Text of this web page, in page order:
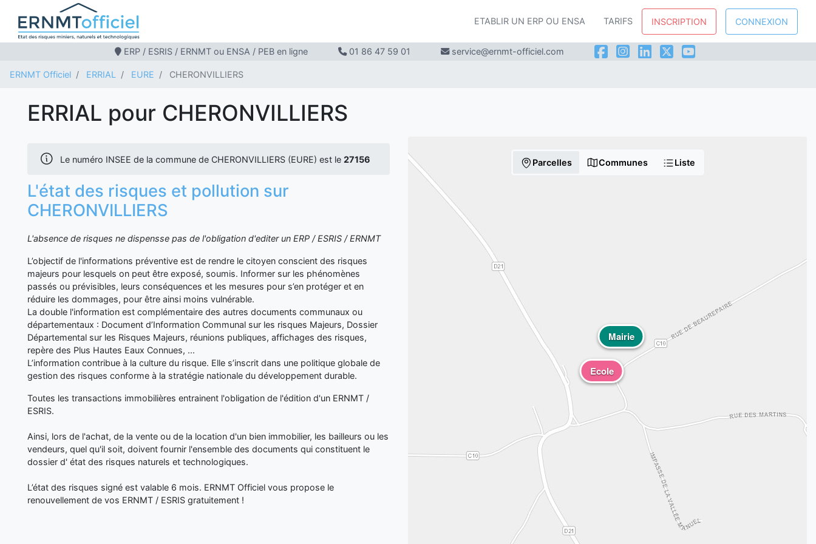
ETABLIR UN ERP OU ENSA TARIFS INSCRIPTION CONNEXION
ERP / ESRIS / ERNMT ou ENSA / PEB en ligne 01 86 47 59 01 service@ernmt-officiel.com
ERNMT Officiel ERRIAL EURE CHERONVILLIERS
ERRIAL pour CHERONVILLIERS
Le numéro INSEE de la commune de CHERONVILLIERS (EURE) est le 27156
L'état des risques et pollution sur
CHERONVILLIERS
L'absence de risques ne dispensse pas de l'obligation d'editer un ERP / ESRIS / ERNMT
L’objectif de l'informations préventive est de rendre le citoyen conscient des risques
majeurs pour lesquels on peut être exposé, soumis. Informer sur les phénomènes
passés ou prévisibles, leurs conséquences et les mesures pour s’en protéger et en
réduire les dommages, pour être ainsi moins vulnérable.
La double l'information est complémentaire des autres documents communaux ou
départementaux : Document d’Information Communal sur les risques Majeurs, Dossier
Départemental sur les Risques Majeurs, réunions publiques, affichages des risques,
repère des Plus Hautes Eaux Connues, ...
L’information contribue à la culture du risque. Elle s’inscrit dans une politique globale de
gestion des risques conforme à la stratégie nationale du développement durable.
Toutes les transactions immobilières entrainent l'obligation de l'édition d'un ERNMT /
ESRIS.
Ainsi, lors de l'achat, de la vente ou de la location d'un bien immobilier, les bailleurs ou les
vendeurs, quel qu'il soit, doivent fournir l'ensemble des documents qui constituent le
dossier d' état des risques naturels et technologiques.
L’état des risques signé est valable 6 mois. ERNMT Officiel vous propose le
renouvellement de vos ERNMT / ESRIS gratuitement !
Parcelles Communes Liste
Ecole
Mairie